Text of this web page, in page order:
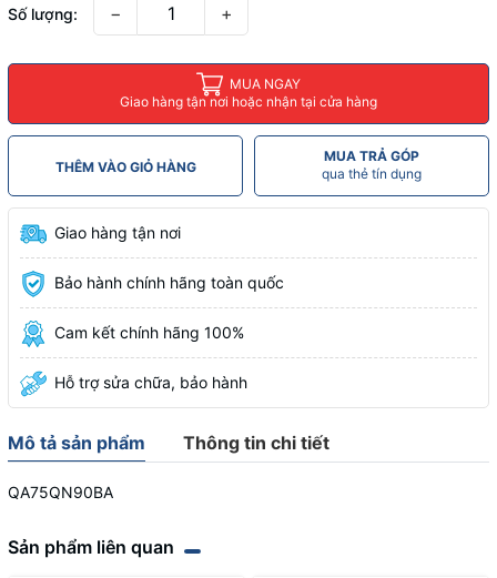
Số lượng: − +
MUA NGAY
Giao hàng tận nơi hoặc nhận tại cửa hàng
THÊM VÀO GIỎ HÀNG
MUA TRẢ GÓP
qua thẻ tín dụng
Giao hàng tận nơi
Bảo hành chính hãng toàn quốc
Cam kết chính hãng 100%
Hỗ trợ sửa chữa, bảo hành
Mô tả sản phẩm Thông tin chi tiết
QA75QN90BA
Sản phẩm liên quan